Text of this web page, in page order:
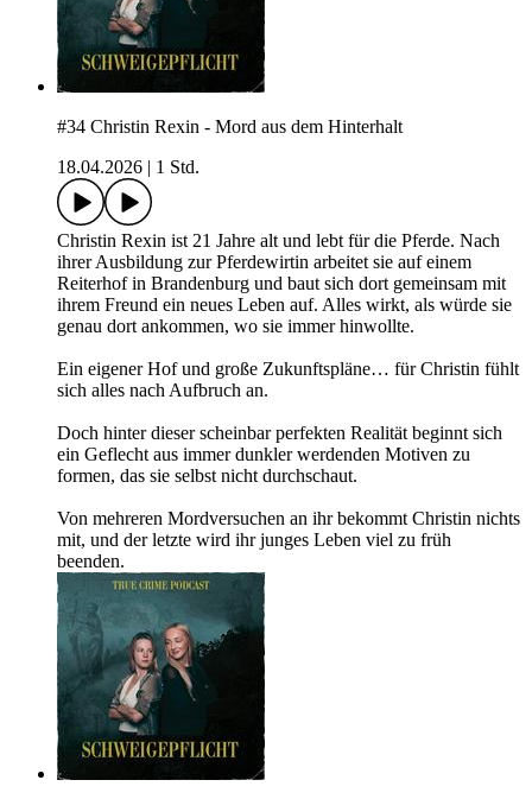
#34 Christin Rexin - Mord aus dem Hinterhalt
18.04.2026
1 Std.
Christin Rexin ist 21 Jahre alt und lebt für die Pferde. Nach
ihrer Ausbildung zur Pferdewirtin arbeitet sie auf einem
Reiterhof in Brandenburg und baut sich dort gemeinsam mit
ihrem Freund ein neues Leben auf. Alles wirkt, als würde sie
genau dort ankommen, wo sie immer hinwollte.
Ein eigener Hof und große Zukunftspläne… für Christin fühlt
sich alles nach Aufbruch an.
Doch hinter dieser scheinbar perfekten Realität beginnt sich
ein Geflecht aus immer dunkler werdenden Motiven zu
formen, das sie selbst nicht durchschaut.
Von mehreren Mordversuchen an ihr bekommt Christin nichts
mit, und der letzte wird ihr junges Leben viel zu früh
beenden.